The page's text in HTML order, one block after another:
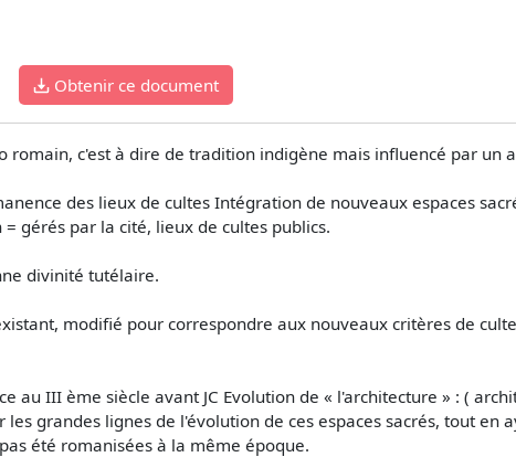
Obtenir ce document
c'est à dire de tradition indigène mais influencé par un
des lieux de cultes Intégration de nouveaux espaces
gérés par la cité, lieux de cultes publics.
divinité tutélaire.
modifié pour correspondre aux nouveaux critères de
au III ème siècle avant JC Evolution de « l'architecture » : (
grandes lignes de l'évolution de ces espaces sacrés, tout en
été romanisées à la même époque.